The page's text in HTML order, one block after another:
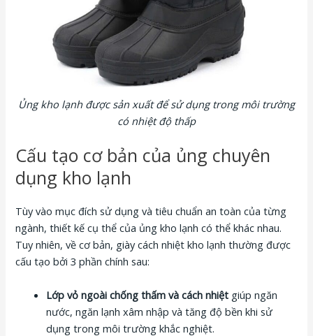
Ủng kho lạnh được sản xuất để sử dụng trong môi trường
có nhiệt độ thấp
Cấu tạo cơ bản của ủng chuyên
dụng kho lạnh
Tùy vào mục đích sử dụng và tiêu chuẩn an toàn của từng
ngành, thiết kế cụ thể của ủng kho lạnh có thể khác nhau.
Tuy nhiên, về cơ bản, giày cách nhiệt kho lạnh thường được
cấu tạo bởi 3 phần chính sau:
Lớp vỏ ngoài chống thấm và cách nhiệt giúp ngăn
nước, ngăn lạnh xâm nhập và tăng độ bền khi sử
dụng trong môi trường khắc nghiệt.